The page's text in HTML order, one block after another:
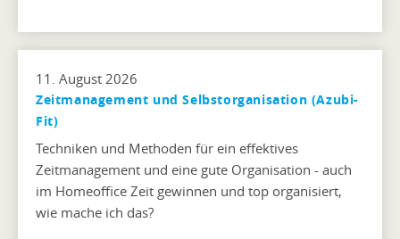
11. August 2026
Zeitmanagement und Selbstorganisation (Azubi-
Fit)
Techniken und Methoden für ein effektives
Zeitmanagement und eine gute Organisation - auch
im Homeoffice Zeit gewinnen und top organisiert,
wie mache ich das?